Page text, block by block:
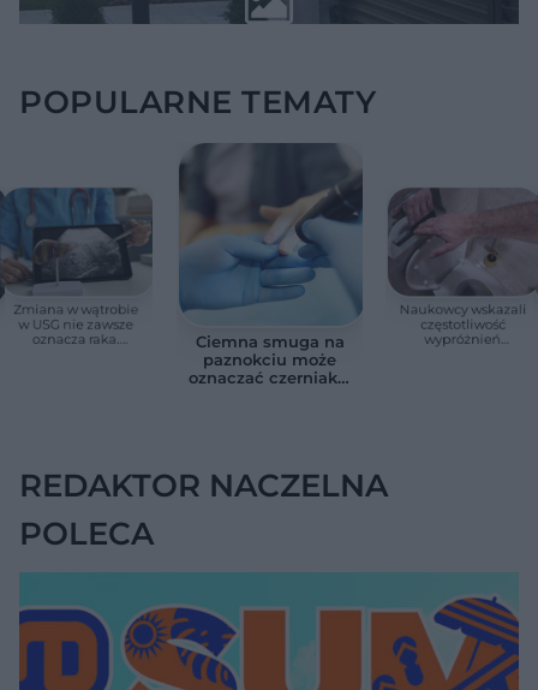
POPULARNE TEMATY
Zmiana w wątrobie
w USG nie zawsze
oznacza raka.
Ciemna smuga na
paznokciu może
oznaczać czerniaka.
Naukowcy wskazali
częstotliwość
wypróżnień
REDAKTOR NACZELNA
POLECA